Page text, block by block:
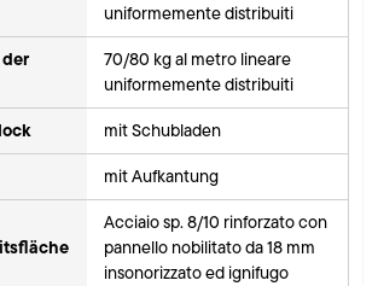
uniformemente distribuiti
70/80 kg al metro lineare
uniformemente distribuiti
mit Schubladen
mit Aufkantung
Acciaio sp. 8/10 rinforzato con
pannello nobilitato da 18 mm
insonorizzato ed ignifugo